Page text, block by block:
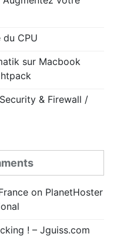
du CPU
sur Macbook
& Firewall /
on PlanetHoster
! – Jguiss.com